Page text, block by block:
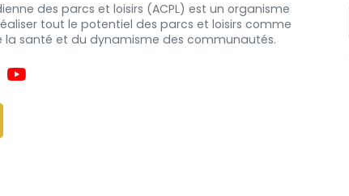
des parcs et loisirs (ACPL) est un organisme
tout le potentiel des parcs et loisirs comme
la santé et du dynamisme des communautés.
YouTube